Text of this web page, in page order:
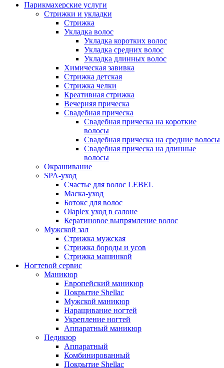
Парикмахерские услуги
Стрижки и укладки
Стрижка
Укладка волос
Укладка коротких волос
Укладка средних волос
Укладка длинных волос
Химическая завивка
Стрижка детская
Стрижка челки
Креативная стрижка
Вечерняя прическа
Свадебная прическа
Свадебная прическа на короткие
волосы
Свадебная прическа на средние волосы
Свадебная прическа на длинные
волосы
Окрашивание
SPA-уход
Счастье для волос LEBEL
Маска-уход
Ботокс для волос
Olaplex уход в салоне
Кератиновое выпрямление волос
Мужской зал
Стрижка мужская
Стрижка бороды и усов
Стрижка машинкой
Ногтевой сервис
Маникюр
Европейский маникюр
Покрытие Shellaс
Мужской маникюр
Наращивание ногтей
Укрепление ногтей
Аппаратный маникюр
Педикюр
Аппаратный
Комбинированный
Покрытие Shellac